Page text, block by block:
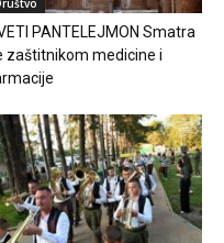
PANTELEJMON Smatra
zaštitnikom medicine i